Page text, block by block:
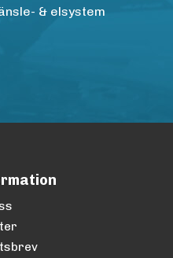
& elsystem